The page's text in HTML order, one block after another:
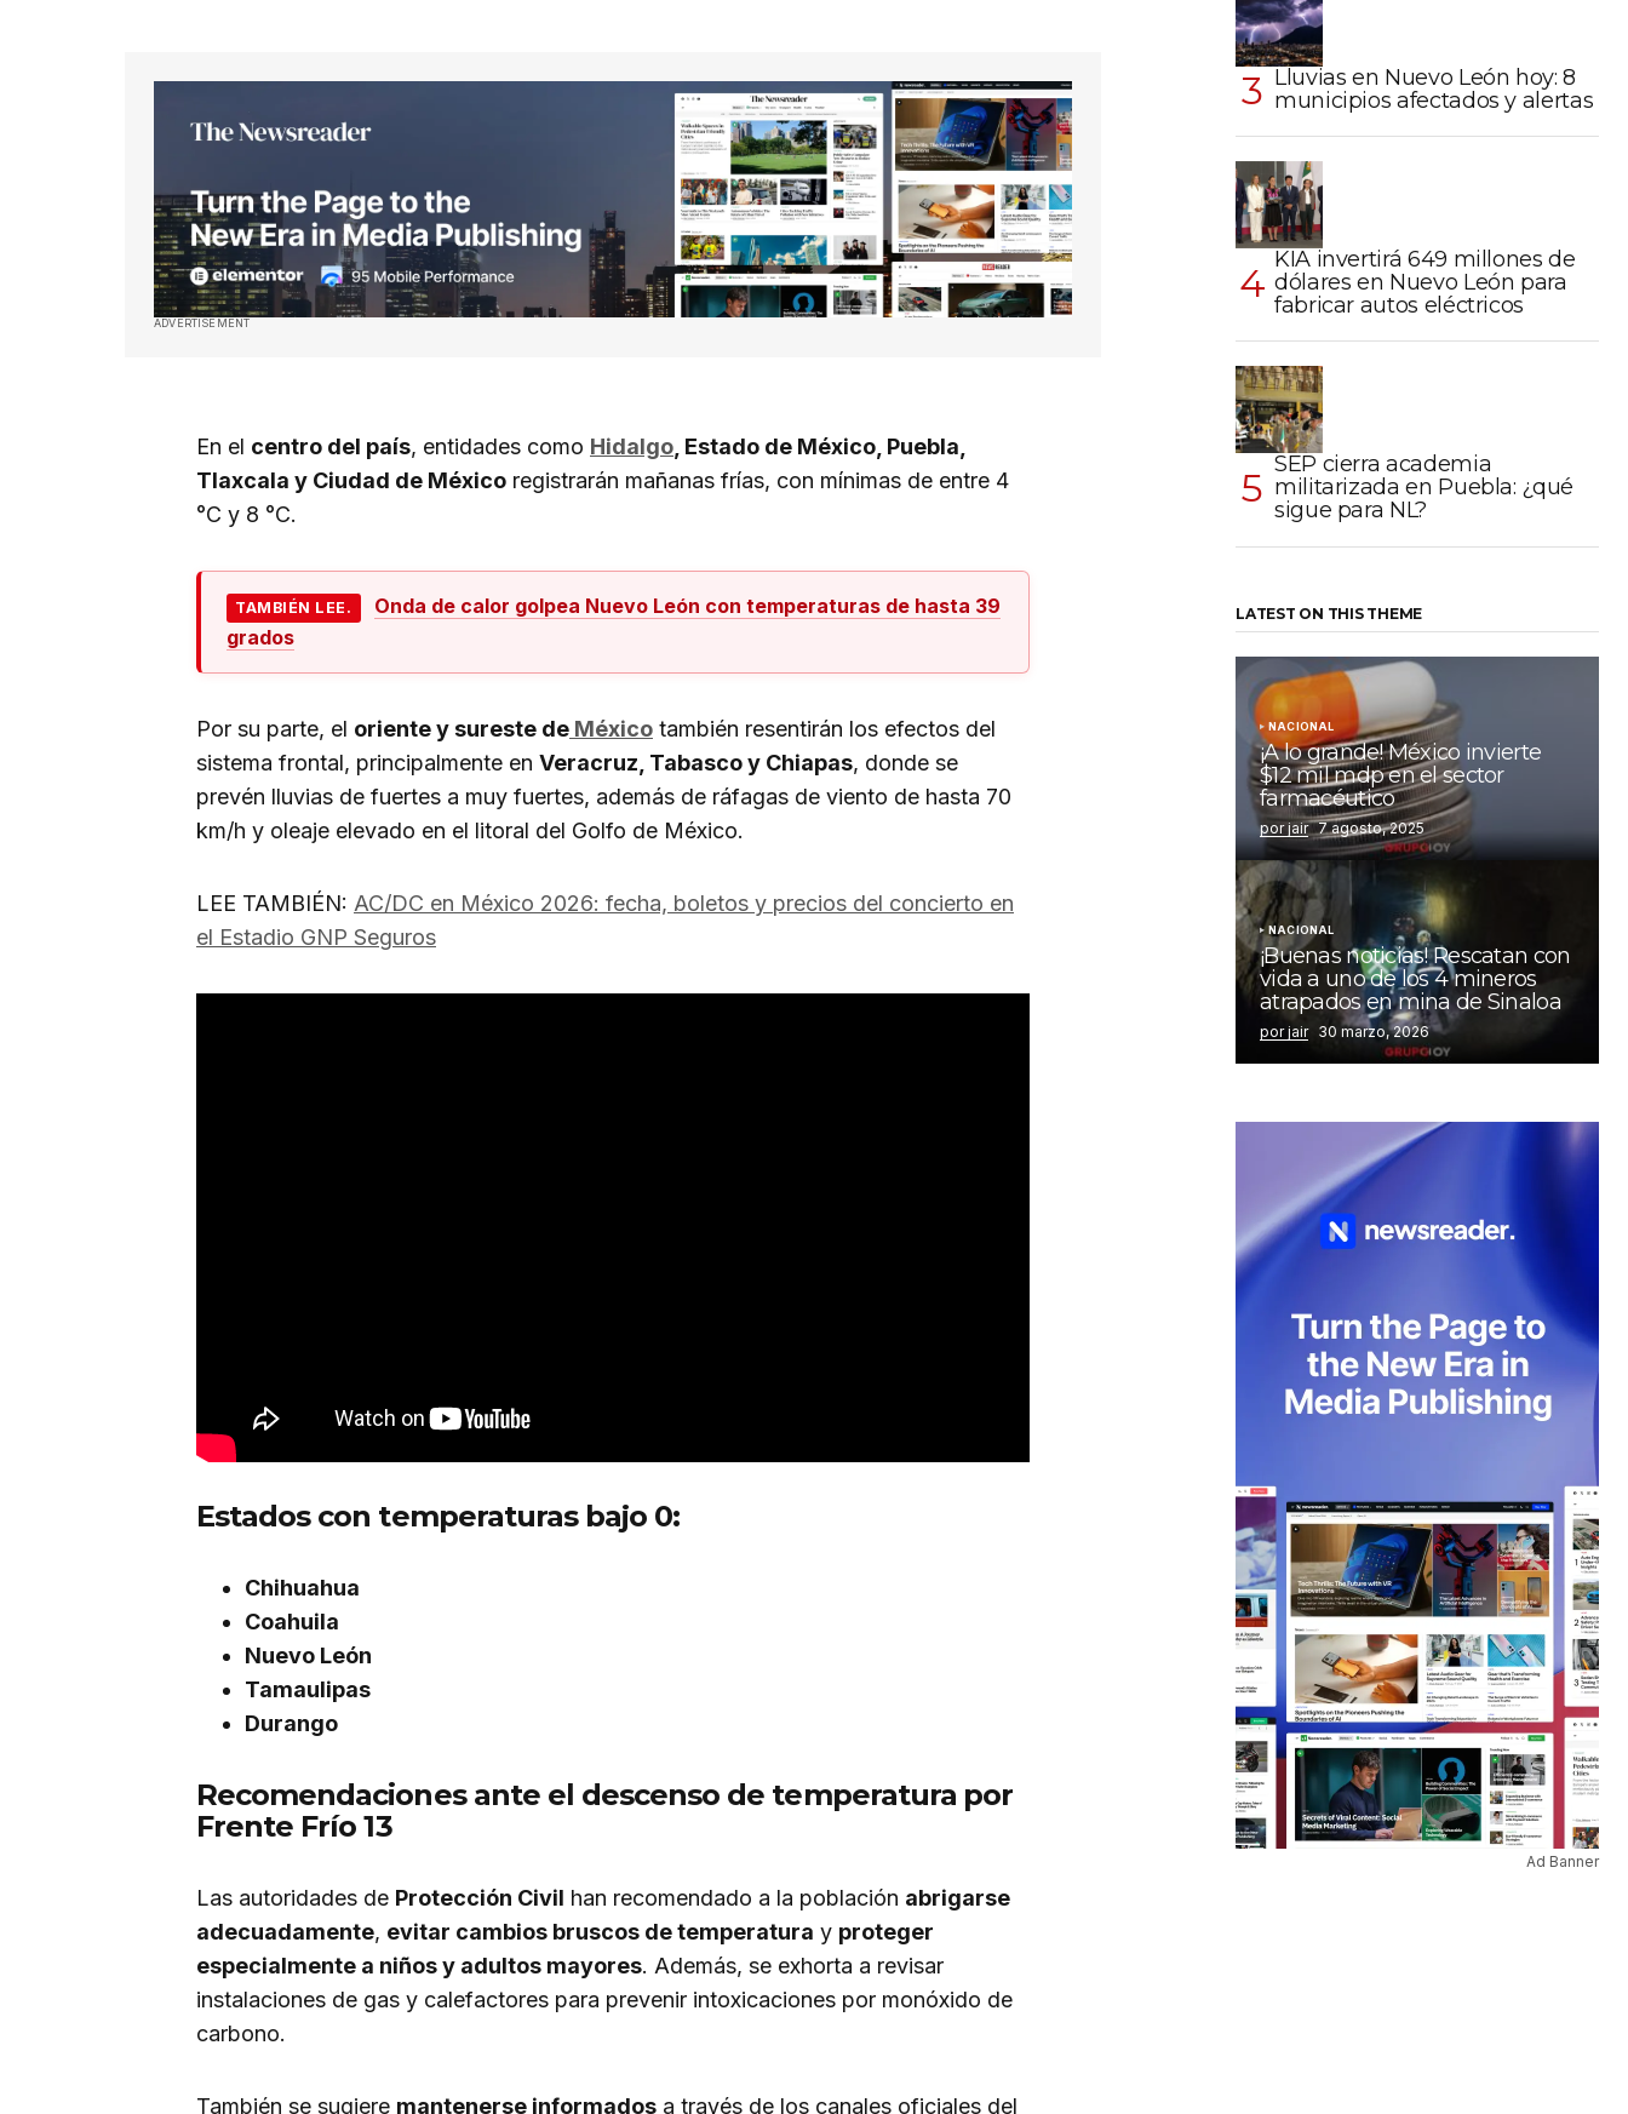
ADVERTISEMENT
En el centro del país, entidades como Hidalgo , Estado de México, Puebla,
Tlaxcala y Ciudad de México registrarán mañanas frías, con mínimas de entre 4
°C y 8 °C.
TAMBIÉN LEE.
Onda de calor golpea Nuevo León con temperaturas de hasta 39
grados
Por su parte, el oriente y sureste de México también resentirán los efectos del
sistema frontal, principalmente en Veracruz, Tabasco y Chiapas, donde se
prevén lluvias de fuertes a muy fuertes, además de ráfagas de viento de hasta 70
km/h y oleaje elevado en el litoral del Golfo de México.
LEE TAMBIÉN: AC/DC en México 2026: fecha, boletos y precios del concierto en
el Estadio GNP Seguros
Estados con temperaturas bajo 0:
Chihuahua
Coahuila
Nuevo León
Tamaulipas
Durango
Recomendaciones ante el descenso de temperatura por
Frente Frío 13
Las autoridades de Protección Civil han recomendado a la población abrigarse
adecuadamente, evitar cambios bruscos de temperatura y proteger
especialmente a niños y adultos mayores. Además, se exhorta a revisar
instalaciones de gas y calefactores para prevenir intoxicaciones por monóxido de
carbono.
También se sugiere mantenerse informados a través de los canales oficiales del
Lluvias en Nuevo León hoy: 8
municipios afectados y alertas
KIA invertirá 649 millones de
dólares en Nuevo León para
fabricar autos eléctricos
SEP cierra academia
militarizada en Puebla: ¿qué
sigue para NL?
LATEST ON THIS THEME
NACIONAL
¡A lo grande! México invierte
$12 mil mdp en el sector
farmacéutico
por jair 7 agosto, 2025
NACIONAL
¡Buenas noticias! Rescatan con
vida a uno de los 4 mineros
atrapados en mina de Sinaloa
por jair 30 marzo, 2026
Ad Banner